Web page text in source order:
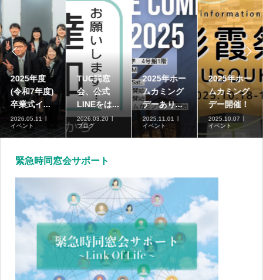

2025年度
(令和7年度)
卒業式イ...
2026.05.11
イベント
TUC同窓
会、公式
LINEをは...
2026.03.20
ブログ
2025年ホー
ムカミング
デーあり...
2025.11.01
イベント
2025年ホー
ムカミング
デー開催！
2025.10.07
イベント

緊急時同窓会サポート